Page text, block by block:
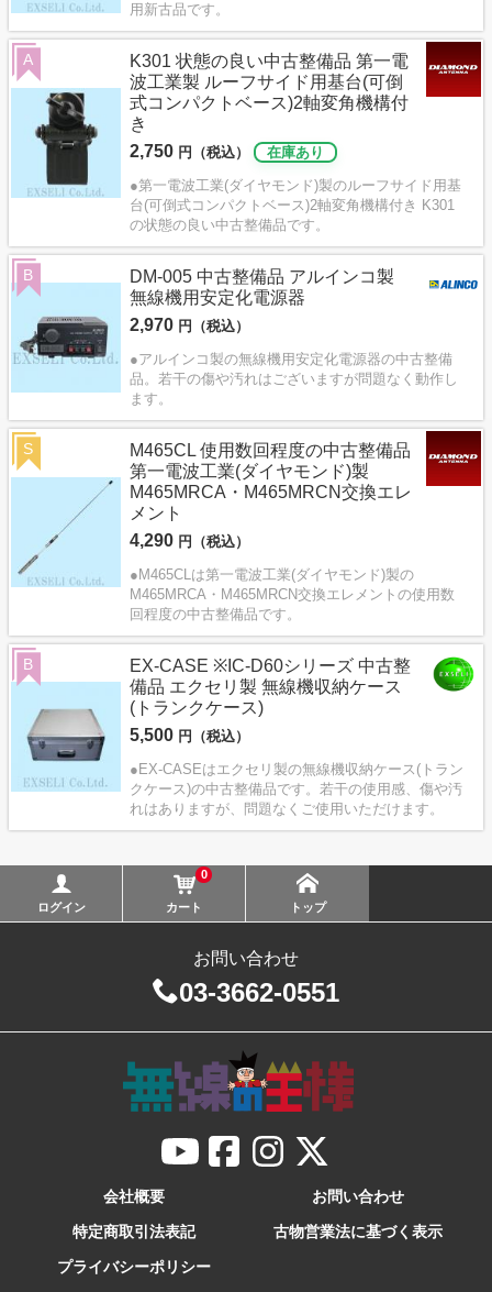
用新古品です。
K301 状態の良い中古整備品 第一電
波工業製 ルーフサイド用基台(可倒
式コンパクトベース)2軸変角機構付
き
2,750 円（税込）
在庫あり
●第一電波工業(ダイヤモンド)製のルーフサイド用基
台(可倒式コンパクトベース)2軸変角機構付き K301
の状態の良い中古整備品です。
A
DM-005 中古整備品 アルインコ製
無線機用安定化電源器
2,970 円（税込）
●アルインコ製の無線機用安定化電源器の中古整備
品。若干の傷や汚れはございますが問題なく動作し
ます。
B
M465CL 使用数回程度の中古整備品
第一電波工業(ダイヤモンド)製
M465MRCA・M465MRCN交換エレ
メント
4,290 円（税込）
●M465CLは第一電波工業(ダイヤモンド)製の
M465MRCA・M465MRCN交換エレメントの使用数
回程度の中古整備品です。
S
EX-CASE ※IC-D60シリーズ 中古整
備品 エクセリ製 無線機収納ケース
(トランクケース)
5,500 円（税込）
●EX-CASEはエクセリ製の無線機収納ケース(トラン
クケース)の中古整備品です。若干の使用感、傷や汚
れはありますが、問題なくご使用いただけます。
B
ログイン
0
カート トップ
お問い合わせ
03-3662-0551
会社概要
お問い合わせ
特定商取引法表記
古物営業法に基づく表示
プライバシーポリシー